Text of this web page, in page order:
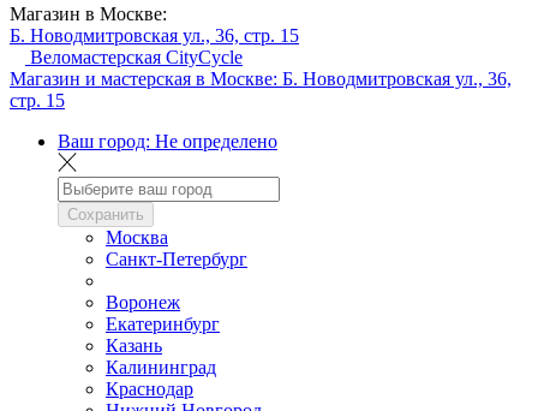
Магазин в Москве:
Б. Новодмитровская ул., 36, стр. 15
Веломастерская CityCycle
Магазин и мастерская в Москве: Б. Новодмитровская ул., 36,
стр. 15
Ваш город: Не определено
Сохранить
Москва
Санкт-Петербург
Воронеж
Екатеринбург
Казань
Калининград
Краснодар